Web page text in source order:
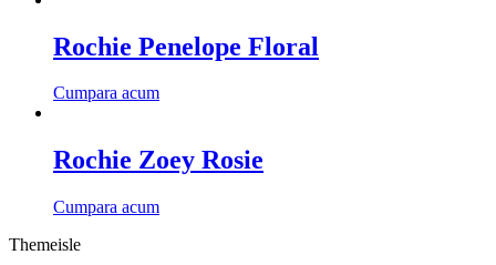
Rochie Penelope Floral
Cumpara acum
Rochie Zoey Rosie
Cumpara acum
Themeisle